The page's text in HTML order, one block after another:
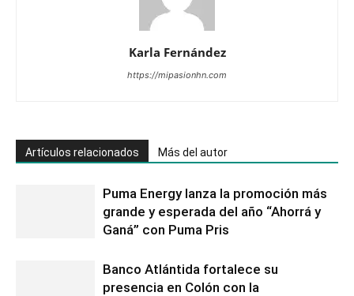
Karla Fernández
https://mipasionhn.com
Artículos relacionados Más del autor
Puma Energy lanza la promoción más
grande y esperada del año “Ahorrá y
Ganá” con Puma Pris
Banco Atlántida fortalece su
presencia en Colón con la